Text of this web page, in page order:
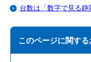
台数は「数字で見る
このページに関する